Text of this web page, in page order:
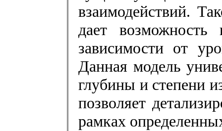
взаимодействий.
дает
зависимости от
Данная модель
глубины и степени
позволяет
рамках